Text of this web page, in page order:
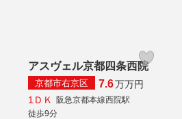
アスヴェル京都四条西院
京都市右京区 7.6万万円
1ＤＫ
阪急京都本線西院駅
徒歩9分